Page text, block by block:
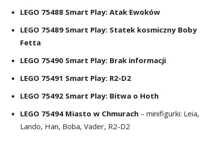
LEGO 75488 Smart Play: Atak Ewoków
LEGO 75489 Smart Play: Statek kosmiczny Boby
Fetta
LEGO 75490 Smart Play: Brak informacji
LEGO 75491 Smart Play: R2-D2
LEGO 75492 Smart Play: Bitwa o Hoth
LEGO 75494 Miasto w Chmurach – minifigurki: Leia,
Lando, Han, Boba, Vader, R2-D2